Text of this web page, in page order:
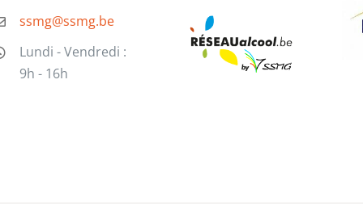
ssmg@ssmg.be
Lundi - Vendredi :
9h - 16h